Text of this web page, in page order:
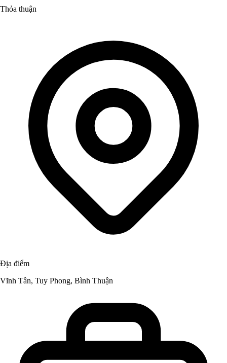
Thỏa thuận
Địa điểm
Vĩnh Tân, Tuy Phong, Bình Thuận